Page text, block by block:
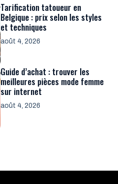
Tarification tatoueur en
Belgique : prix selon les styles
et techniques
août 4, 2026
Guide d’achat : trouver les
meilleures pièces mode femme
sur internet
août 4, 2026